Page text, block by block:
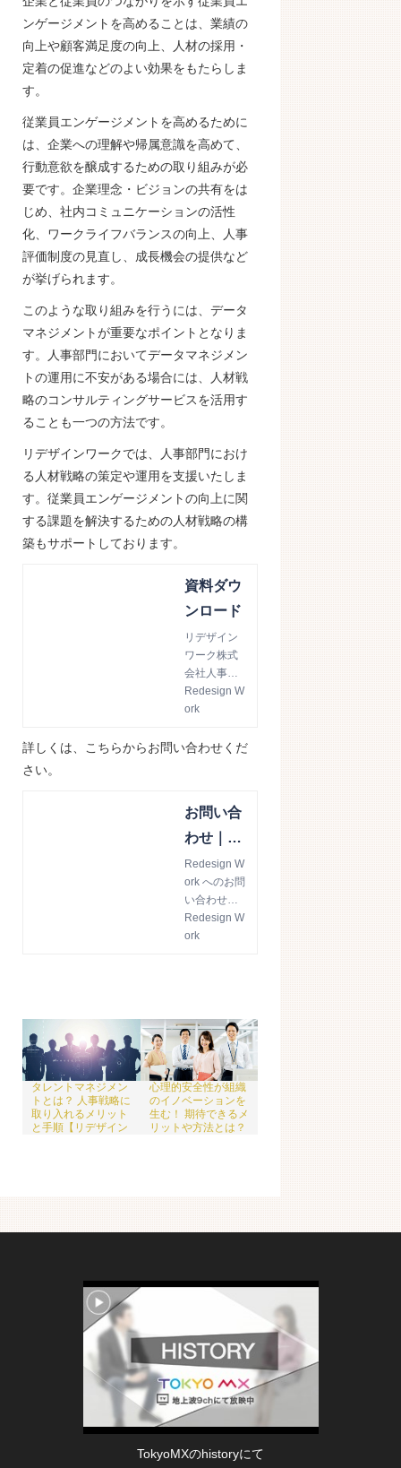
ンゲージメントを高めることは、業績の
向上や顧客満足度の向上、人材の採用・
定着の促進などのよい効果をもたらしま
す。
従業員エンゲージメントを高めるために
は、企業への理解や帰属意識を高めて、
行動意欲を醸成するための取り組みが必
要です。企業理念・ビジョンの共有をは
じめ、社内コミュニケーションの活性
化、ワークライフバランスの向上、人事
評価制度の見直し、成長機会の提供など
が挙げられます。
このような取り組みを行うには、データ
マネジメントが重要なポイントとなりま
す。人事部門においてデータマネジメン
トの運用に不安がある場合には、人材戦
略のコンサルティングサービスを活用す
ることも一つの方法です。
リデザインワークでは、人事部門におけ
る人材戦略の策定や運用を支援いたしま
す。従業員エンゲージメントの向上に関
する課題を解決するための人材戦略の構
築もサポートしております。
資料ダウ
ンロード
リデザイン
ワーク株式
会社人事戦
略コンサル
ティング資
ードページ
Redesign W
ork
詳しくは、こちらからお問い合わせくだ
さい。
お問い合
わせ｜Re
design W
ork
Redesign W
ork へのお問
い合わせフ
ォームで
す。
Redesign W
ork
タレントマネジメン
トとは？ 人事戦略に
取り入れるメリット
と手順【リデザイン
心理的安全性が組織
のイノベーションを
生む！ 期待できるメ
リットや方法とは？
TokyoMXのhistoryにて